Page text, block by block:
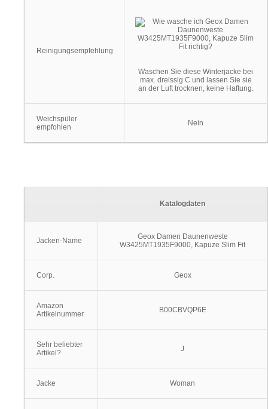
Reinigungsempfehlung
Waschen Sie diese Winterjacke bei
max. dreissig C und lassen Sie sie
an der Luft trocknen, keine Haftung.
Weichspüler
empfohlen
Nein
Katalogdaten
Jacken-Name
Geox Damen Daunenweste
W3425MT1935F9000, Kapuze Slim Fit
Corp. Geox
Amazon
Artikelnummer
B00CBVQP6E
Sehr beliebter
Artikel?
J
Jacke Woman